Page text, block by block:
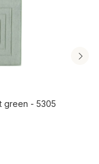
green - 5305
Preis: